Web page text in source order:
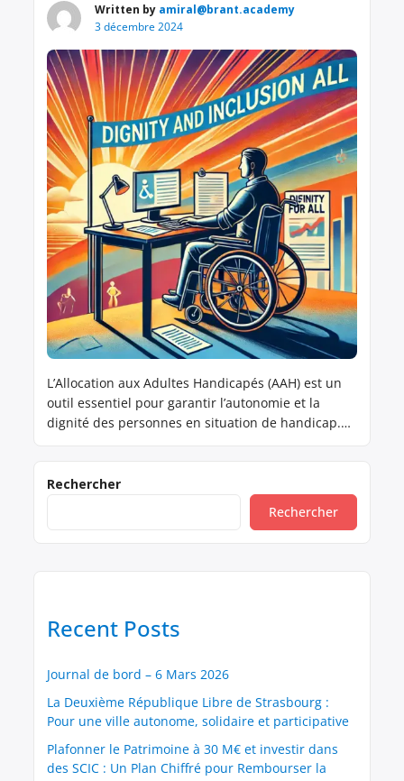
Written by amiral@brant.academy
3 décembre 2024
L’Allocation aux Adultes Handicapés (AAH) est un
outil essentiel pour garantir l’autonomie et la
dignité des personnes en situation de handicap.
injuste, mais il freine également l’inclusion
professionnelle et l’amélioration des conditions de
vie des bénéficiaires. Une réforme s’impose pour
Rechercher
Rechercher
Recent Posts
Journal de bord – 6 Mars 2026
La Deuxième République Libre de Strasbourg :
Pour une ville autonome, solidaire et participative
Plafonner le Patrimoine à 30 M€ et investir dans
des SCIC : Un Plan Chiffré pour Rembourser la